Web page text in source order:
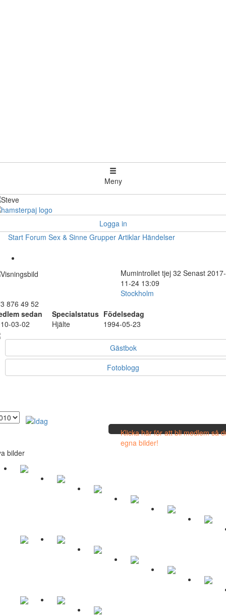
Meny
Logga in
Start Forum Sex & Sinne Grupper Artiklar Händelser
Mumintrollet tjej 32 Senast 2017-
11-24 13:09
Stockholm
876 49 52
sedan
Specialstatus Födelsedag
03-02
Hjälte 1994-05-23
Gästbok
Fotoblogg
Klicka här för att bli medlem så
egna bilder!
bilder